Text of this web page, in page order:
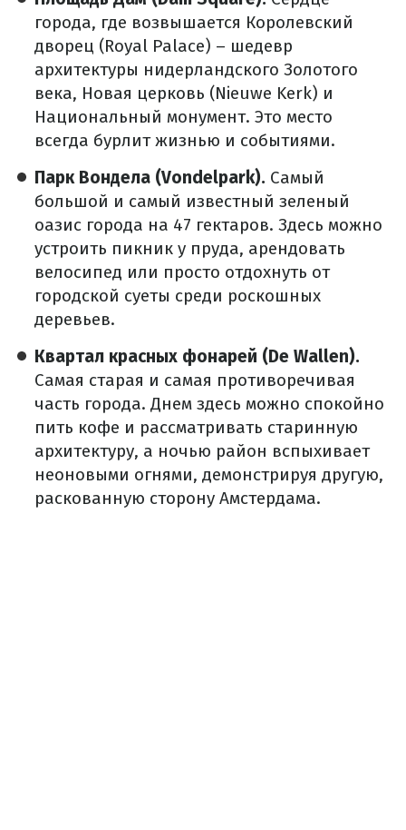
города, где возвышается Королевский
дворец (Royal Palace) – шедевр
архитектуры нидерландского Золотого
века, Новая церковь (Nieuwe Kerk) и
Национальный монумент. Это место
всегда бурлит жизнью и событиями.
Парк Вондела (Vondelpark). Самый
большой и самый известный зеленый
оазис города на 47 гектаров. Здесь можно
устроить пикник у пруда, арендовать
велосипед или просто отдохнуть от
городской суеты среди роскошных
деревьев.
Квартал красных фонарей (De Wallen).
Самая старая и самая противоречивая
часть города. Днем здесь можно спокойно
пить кофе и рассматривать старинную
архитектуру, а ночью район вспыхивает
неоновыми огнями, демонстрируя другую,
раскованную сторону Амстердама.